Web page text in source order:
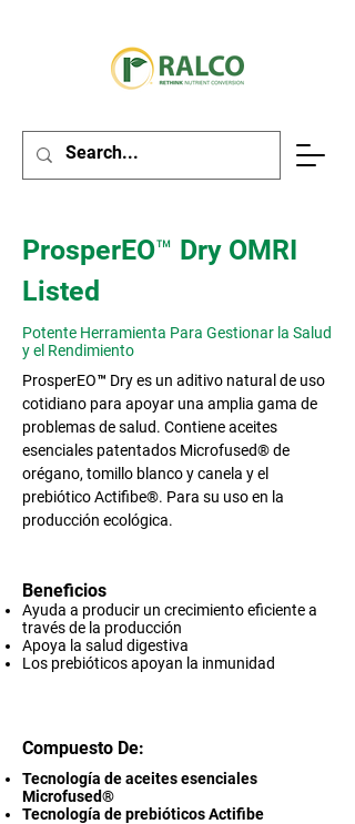
ProsperEO™ Dry OMRI
Listed
Potente Herramienta Para Gestionar la Salud
y el Rendimiento
ProsperEO™ Dry es un aditivo natural de uso
cotidiano para apoyar una amplia gama de
problemas de salud. Contiene aceites
esenciales patentados Microfused® de
orégano, tomillo blanco y canela y el
prebiótico Actifibe®. Para su uso en la
producción ecológica.​
Beneficios
Ayuda a producir un crecimiento eficiente a
través de la producción
Apoya la salud digestiva
Los prebióticos apoyan la inmunidad
Compuesto De:
Tecnología de aceites esenciales
Microfused®
Tecnología de prebióticos Actifibe